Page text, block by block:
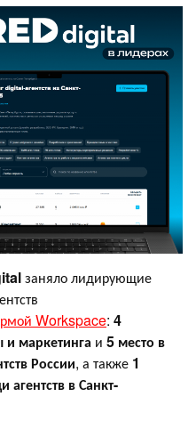
заняло лидирующие
Workspace: 4
и маркетинга и 5 место в
России, а также 1
агентств в Санкт-